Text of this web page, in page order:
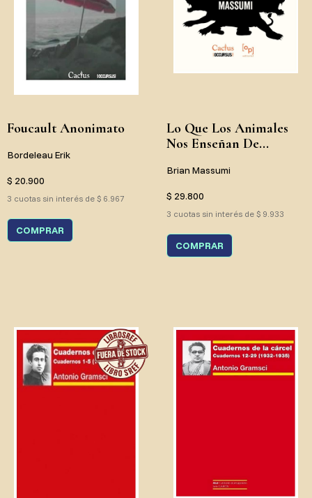
Foucault Anonimato
Bordeleau Erik
$ 20.900
3 cuotas sin interés de $ 6.967
COMPRAR
Lo Que Los Animales
Nos Enseñan De...
Brian Massumi
$ 29.800
3 cuotas sin interés de $ 9.933
COMPRAR